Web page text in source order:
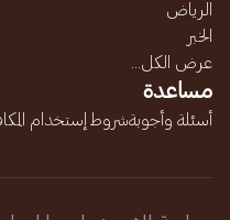
الرياض
الخبر
عرض الكل...
مساعدة
أسئلة وأجوبةشروط إستخدام